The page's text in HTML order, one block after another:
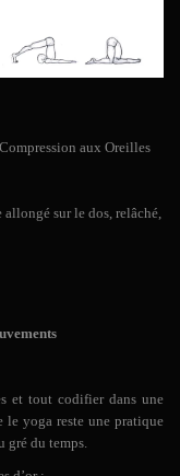
aux Oreilles
sur le dos, relâché,
et tout codifier dans une
le yoga reste une pratique
gré du temps.